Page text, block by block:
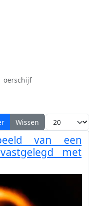
oerschijf
Wissen Toon #
van een
met